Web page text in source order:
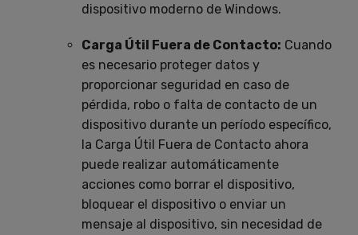
dispositivo moderno de Windows.
Carga Útil Fuera de Contacto: Cuando
es necesario proteger datos y
proporcionar seguridad en caso de
pérdida, robo o falta de contacto de un
dispositivo durante un período específico,
la Carga Útil Fuera de Contacto ahora
puede realizar automáticamente
acciones como borrar el dispositivo,
bloquear el dispositivo o enviar un
mensaje al dispositivo, sin necesidad de